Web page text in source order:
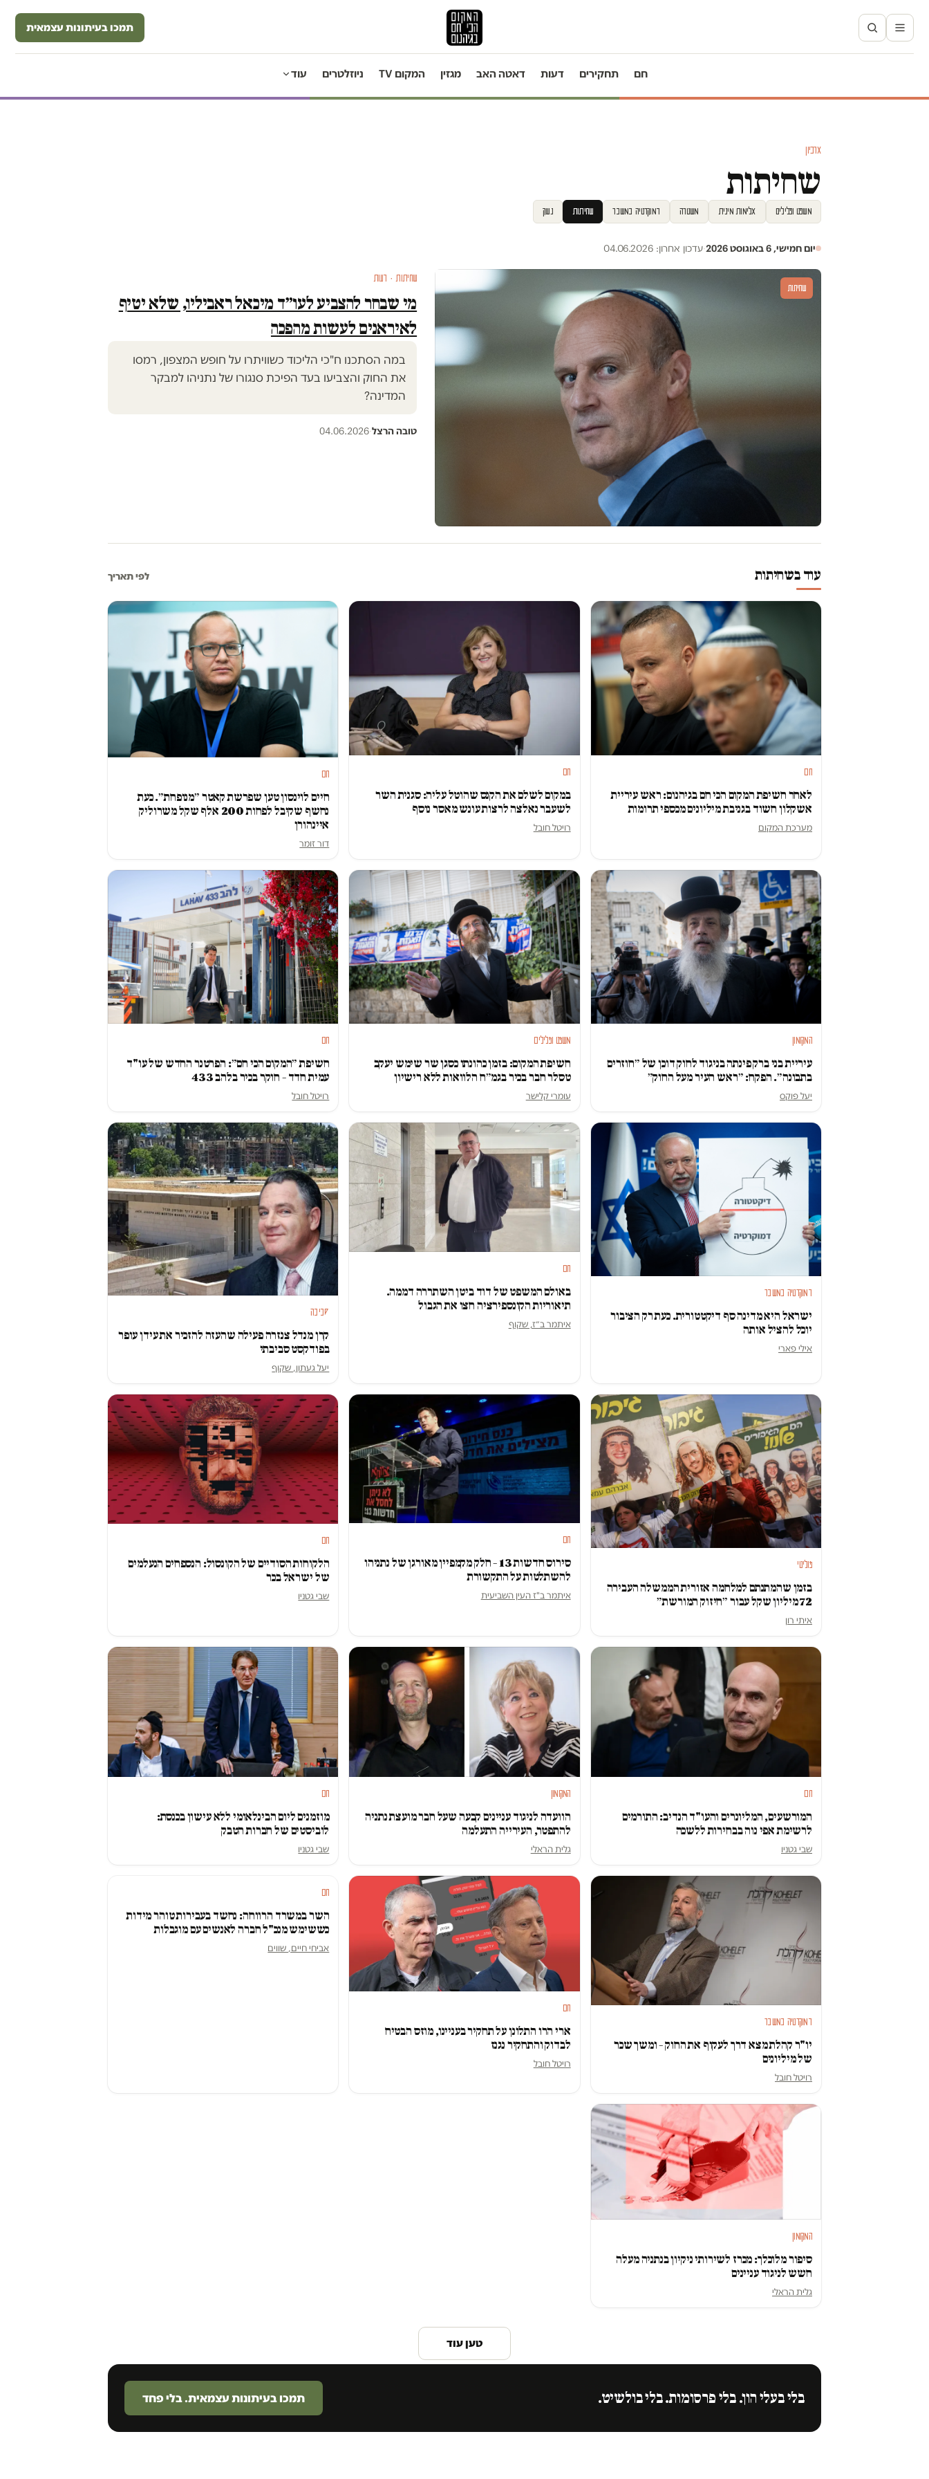
תמכו בעיתונות עצמאית
חם תחקירים דעות דאטה האב מגזין המקום TV ניוזלטרים עוד
ארכיון
שחיתות
משפט ופלילים אלימות מינית משטרה דמוקרטיה במשבר שחיתות נשק
יום חמישי, 6 באוגוסט 2026 ·עדכון אחרון: 04.06.2026
שחיתות
שחיתות · דעות
מי שבחר להצביע לעו״ד מיכאל ראביליו, שלא יטיף
לאיראנים לעשות מהפכה
במה הסתכנו ח"כי הליכוד כשוויתרו על חופש המצפון, רמסו
את החוק והצביעו בעד הפיכת סנגורו של נתניהו למבקר
המדינה?
טובה הרצל·
04.06.2026
עוד בשחיתות לפי תאריך
חם
לאחר חשיפת המקום הכי חם בגיהנום: ראש עיריית
אשקלון חשוד בגניבת מיליונים מכספי תרומות
מערכת המקום
חם
במקום לשלם את הקנס שהוטל עליה: סגנית השר
לשעבר נאלצה לרצות עונש מאסר נוסף
רויטל חובל
חם
חיים לוינסון טען שפרשת קאטר ״מנופחת״. כעת
נחשף שקיבל לפחות 200 אלף שקל משרוליק
איינהורן
דור זומר
המקומון
עיריית בני ברק פינתה בניגוד לחוק דוכן של ״חוזרים
בתבונה״. הפקח: ״ראש העיר מעל החוק״
יעל פוקס
משפט ופלילים
חשיפת המקום: בזמן כהונתו כסגן שר שימש יעקב
טסלר חבר בכיר בגמ״ח הלוואות ללא רישיון
עומרי קלישר
חם
חשיפת ״המקום הכי חם״: הפרטנר החדש של עו"ד
עמית חדד – חוקר בכיר בלהב 433
רויטל חובל
דמוקרטיה במשבר
ישראל היא מדינה סף דיקטטורית. כעת רק הציבור
יוכל להציל אותה
אילי פארי
חם
באולם המשפט של דוד ביטן השתררה דממה.
תיאוריות הקונספירציה חצו את הגבול
איתמר ב״ז, שקוף
סביבה
קרן מנדל צנזרה פעילה שהעזה להזכיר את עידן עופר
בפודקסט סביבתי
יעל געתון, שקוף
פוליטי
בזמן שהמתנתם למלחמה אזורית הממשלה העבירה
72 מיליון שקל עבור ״חיזוק המורשת״
איתי רון
חם
סירוס חדשות 13 – חלק מקמפיין מאורגן של נתניהו
להשתלטות על התקשורת
איתמר ב"ז העין השביעית
חם
הלקוחות הסודיים של הקונסול: הנספחים הנעלמים
של ישראל בכר
שבי גטניו
חם
המורשעים, המליונרים והעו"ד הנדיב: התורמים
לרשימת אפי נוה בבחירות ללשכה
שבי גטניו
המקומון
הוועדה לניגוד עניינים קבעה שעל חבר מועצת נתניה
להתפטר, העירייה התעלמה
גלית הראלי
חם
מוזמנים ליום הבינלאומי ללא עישון בכנסת:
לוביסטים של חברות הטבק
שבי גטניו
דמוקרטיה במשבר
יו"ר קהלת מצא דרך לעקוף את החוק – ומשך שכר
של מיליונים
רויטל חובל
חם
ארי הרו התלונן על תחקיר בעניינו, מוזס הבטיח
לבדוק והתחקיר נגנז
רויטל חובל
חם
השר במשרד הרווחה: נחשד בעבירות טוהר מידות
כששימש מנכ"ל חברה לאנשים עם מוגבלות
אביחי חיים, שווים
המקומון
סיפור מלוכלך: מכרז לשירותי ניקיון בנתניה מעלה
חשש לניגוד עניינים
גלית הראלי
טען עוד
בלי בעלי הון. בלי פרסומות. בלי בולשיט. תמכו בעיתונות עצמאית. בלי פחד